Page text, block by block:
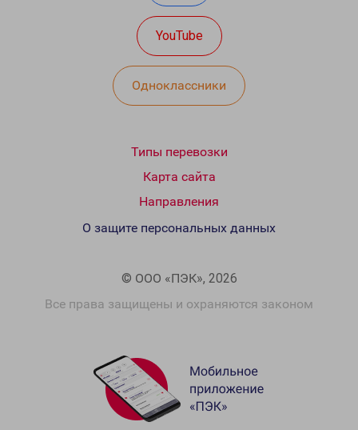
YouTube
Одноклассники
Типы перевозки
Карта сайта
Направления
© ООО «ПЭК», 2026
Все права защищены и охраняются законом
О защите персональных данных